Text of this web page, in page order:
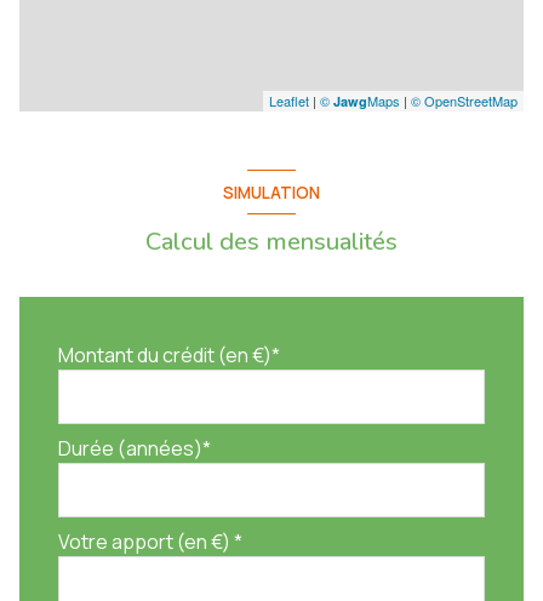
Leaflet | © JawgMaps | © OpenStreetMap
SIMULATION
Calcul des mensualités
Montant du crédit (en €)*
Durée (années)*
Votre apport (en €) *